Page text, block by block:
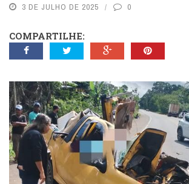
3 DE JULHO DE 2025 0
COMPARTILHE: